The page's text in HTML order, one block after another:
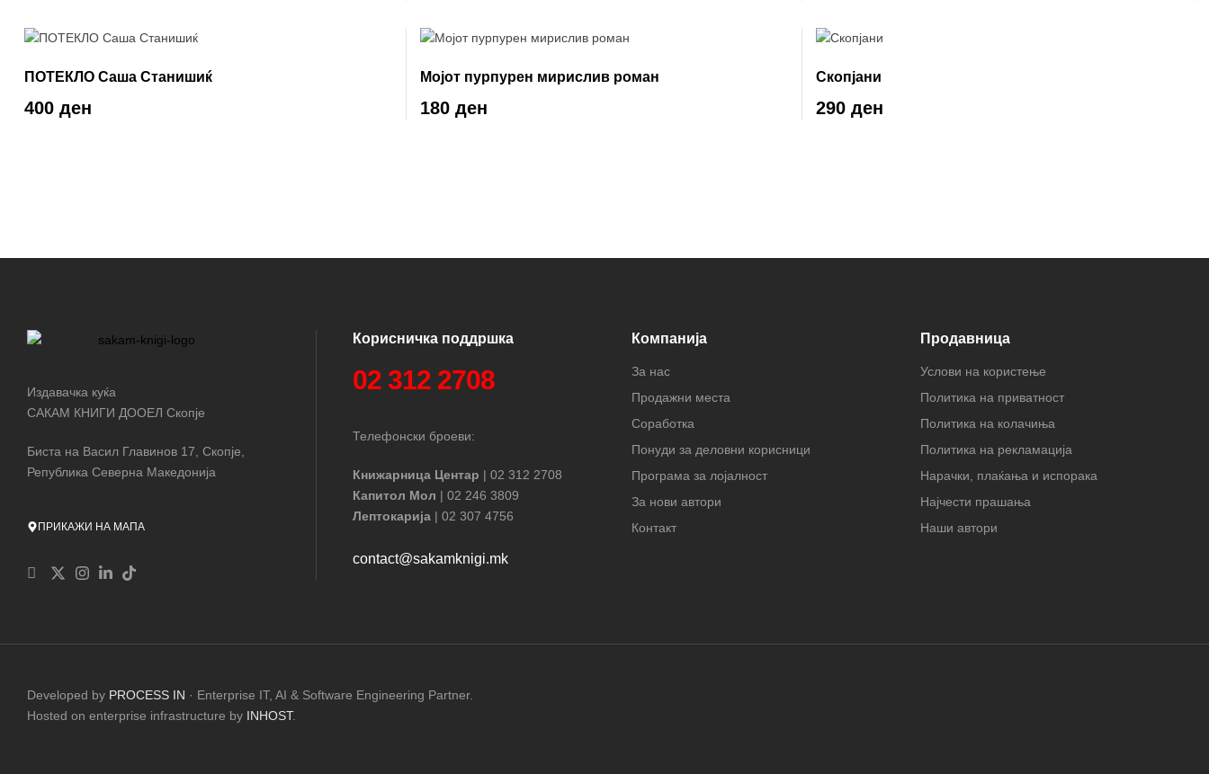
ПОТЕКЛО Саша Станишиќ
400 ден
Мојот пурпурен мирислив роман
180 ден
Скопјани
290 ден
Издавачка куќа
САКАМ КНИГИ ДООЕЛ Скопје
Биста на Васил Главинов 17, Скопје,
Република Северна Македонија
ПРИКАЖИ НА МАПА
Корисничка поддршка
02 312 2708
Телефонски броеви:
Книжарница Центар | 02 312 2708
Капитол Мол | 02 246 3809
Лептокарија | 02 307 4756
contact@sakamknigi.mk
Компанија
За нас
Продажни места
Соработка
Понуди за деловни корисници
Програма за лојалност
За нови автори
Контакт
Продавница
Услови на користење
Политика на приватност
Политика на колачиња
Политика на рекламација
Нарачки, плаќања и испорака
Најчести прашања
Наши автори
Developed by PROCESS IN · Enterprise IT, AI & Software Engineering Partner.
Hosted on enterprise infrastructure by INHOST.